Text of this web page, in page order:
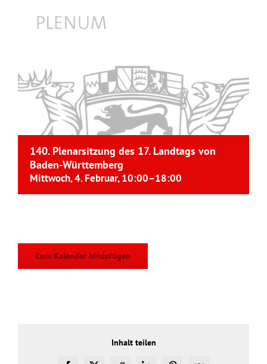
140. Plenarsitzung des 17. Landtags von
Baden-Württemberg
Mittwoch, 4. Februar, 10:00–18:00
Zum Kalender hinzufügen
Inhalt teilen